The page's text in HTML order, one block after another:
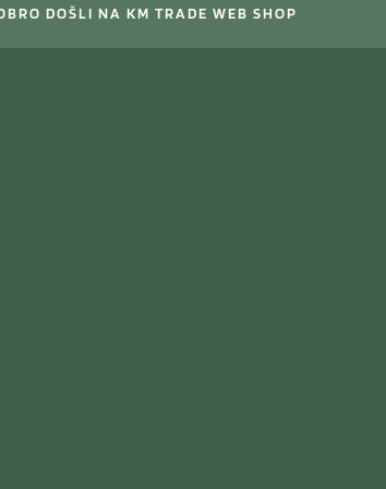
DOŠLI NA KM TRADE WEB SHOP